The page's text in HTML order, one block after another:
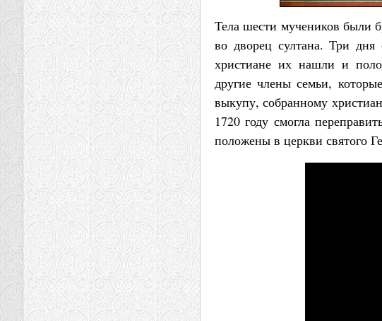
Тела шести мучеников были
во дворец султана. Три
христиане их нашли и
другие члены семьи,
выкупу, собранному
1720 году смогла
положены в церкви святого